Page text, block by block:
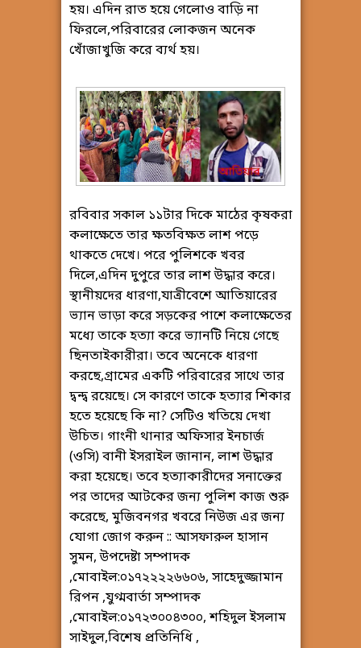
হয়। এদিন রাত হয়ে গেলােও বাড়ি না
ফিরলে,পরিবারের লােকজন অনেক
খােঁজাখুজি করে ব্যর্থ হয়।
রবিবার সকাল ১১টার দিকে মাঠের কৃষকরা
কলাক্ষেতে তার ক্ষতবিক্ষত লাশ পড়ে
থাকতে দেখে। পরে পুলিশকে খবর
দিলে,এদিন দুপুরে তার লাশ উদ্ধার করে।
স্থানীয়দের ধারণা,যাত্রীবেশে আতিয়ারের
ভ্যান ভাড়া করে সড়কের পাশে কলাক্ষেতের
মধ্যে তাকে হত্যা করে ভ্যানটি নিয়ে গেছে
ছিনতাইকারীরা। তবে অনেকে ধারণা
করছে,গ্রামের একটি পরিবারের সাথে তার
দ্বন্দ্ব রয়েছে। সে কারণে তাকে হত্যার শিকার
হতে হয়েছে কি না? সেটিও খতিয়ে দেখা
উচিত। গাংনী থানার অফিসার ইনচার্জ
(ওসি) বানী ইসরাইল জানান, লাশ উদ্ধার
করা হয়েছে। তবে হত্যাকারীদের সনাক্তের
পর তাদের আটকের জন্য পুলিশ কাজ শুরু
করেছে, মুজিবনগর খবরে নিউজ এর জন্য
যোগা জোগ করুন :: আসফারুল হাসান
সুমন, উপদেষ্টা সম্পাদক
,মোবাইল:০১৭২২২২৬৬০৬, সাহেদুজ্জামান
রিপন ,যুগ্মবার্তা সম্পাদক
,মোবাইল:০১৭২৩০০৪৩০০, শহিদুল ইসলাম
সাইদুল,বিশেষ প্রতিনিধি ,